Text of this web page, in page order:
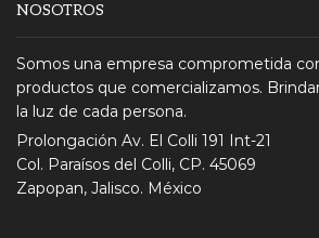
NOSOTROS
Somos una empresa comprometida
productos que comercializamos.
la luz de cada persona.
Prolongación Av. El Colli 191 Int-21
Col. Paraísos del Colli, CP. 45069
Zapopan, Jalisco. México